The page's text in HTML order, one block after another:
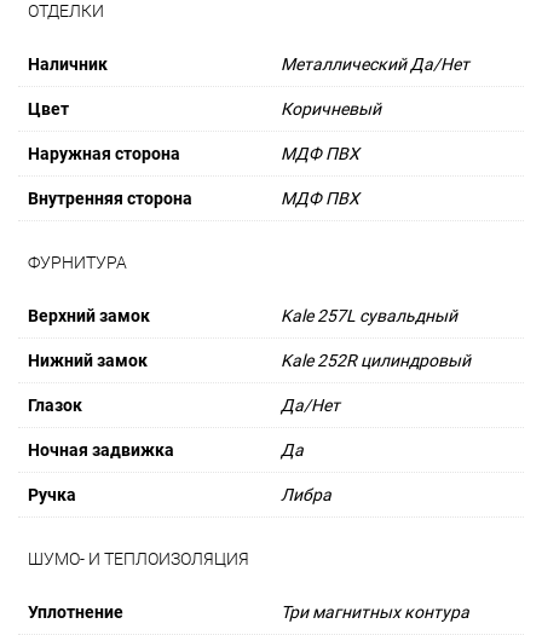
ОТДЕЛКИ
Наличник Металлический Да/Нет
Цвет Коричневый
Наружная сторона МДФ ПВХ
Внутренняя сторона МДФ ПВХ
ФУРНИТУРА
Верхний замок Kale 257L сувальдный
Нижний замок Kale 252R цилиндровый
Глазок Да/Нет
Ночная задвижка Да
Ручка Либра
ШУМО- И ТЕПЛОИЗОЛЯЦИЯ
Уплотнение Три магнитных контура